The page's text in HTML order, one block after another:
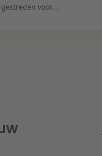
gestreden voor...